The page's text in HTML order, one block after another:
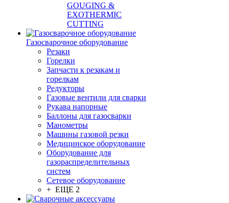
GOUGING &
EXOTHERMIC
CUTTING
Газосварочное оборудование
Резаки
Горелки
Запчасти к резакам и
горелкам
Редукторы
Газовые вентили для сварки
Рукава напорные
Баллоны для газосварки
Манометры
Машины газовой резки
Медицинское оборудование
Оборудование для
газораспределительных
систем
Сетевое оборудование
+ ЕЩЕ 2